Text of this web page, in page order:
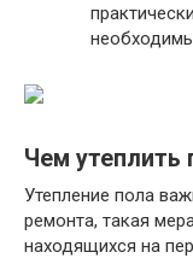
Чем утеплить
Утепление пола
ремонта, такая
находящихся на